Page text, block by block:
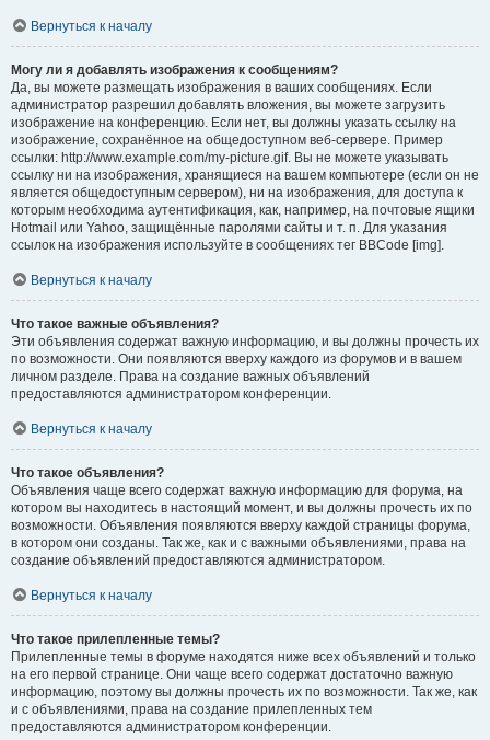
Вернуться к началу
Могу ли я добавлять изображения к сообщениям?
Да, вы можете размещать изображения в ваших сообщениях. Если
администратор разрешил добавлять вложения, вы можете загрузить
изображение на конференцию. Если нет, вы должны указать ссылку на
изображение, сохранённое на общедоступном веб-сервере. Пример
ссылки: http://www.example.com/my-picture.gif. Вы не можете указывать
ссылку ни на изображения, хранящиеся на вашем компьютере (если он не
является общедоступным сервером), ни на изображения, для доступа к
которым необходима аутентификация, как, например, на почтовые ящики
Hotmail или Yahoo, защищённые паролями сайты и т. п. Для указания
ссылок на изображения используйте в сообщениях тег BBCode [img].
Вернуться к началу
Что такое важные объявления?
Эти объявления содержат важную информацию, и вы должны прочесть их
по возможности. Они появляются вверху каждого из форумов и в вашем
личном разделе. Права на создание важных объявлений
предоставляются администратором конференции.
Вернуться к началу
Что такое объявления?
Объявления чаще всего содержат важную информацию для форума, на
котором вы находитесь в настоящий момент, и вы должны прочесть их по
возможности. Объявления появляются вверху каждой страницы форума,
в котором они созданы. Так же, как и с важными объявлениями, права на
создание объявлений предоставляются администратором.
Вернуться к началу
Что такое прилепленные темы?
Прилепленные темы в форуме находятся ниже всех объявлений и только
на его первой странице. Они чаще всего содержат достаточно важную
информацию, поэтому вы должны прочесть их по возможности. Так же, как
и с объявлениями, права на создание прилепленных тем
предоставляются администратором конференции.